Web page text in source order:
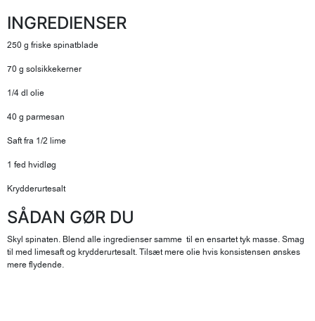
INGREDIENSER
250 g friske spinatblade
70 g solsikkekerner
1/4 dl olie
40 g parmesan
Saft fra 1/2 lime
1 fed hvidløg
Krydderurtesalt
SÅDAN GØR DU
Skyl spinaten. Blend alle ingredienser samme til en ensartet tyk masse. Smag
til med limesaft og krydderurtesalt. Tilsæt mere olie hvis konsistensen ønskes
mere flydende.